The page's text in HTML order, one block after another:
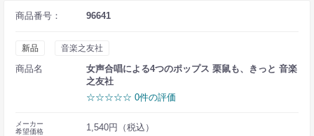
商品番号： 96641
新品 音楽之友社
商品名
女声合唱による4つのポップス 栗鼠も、きっと 音楽
之友社
☆☆☆☆☆ 0件の評価
メーカー
希望価格
1,540円（税込）